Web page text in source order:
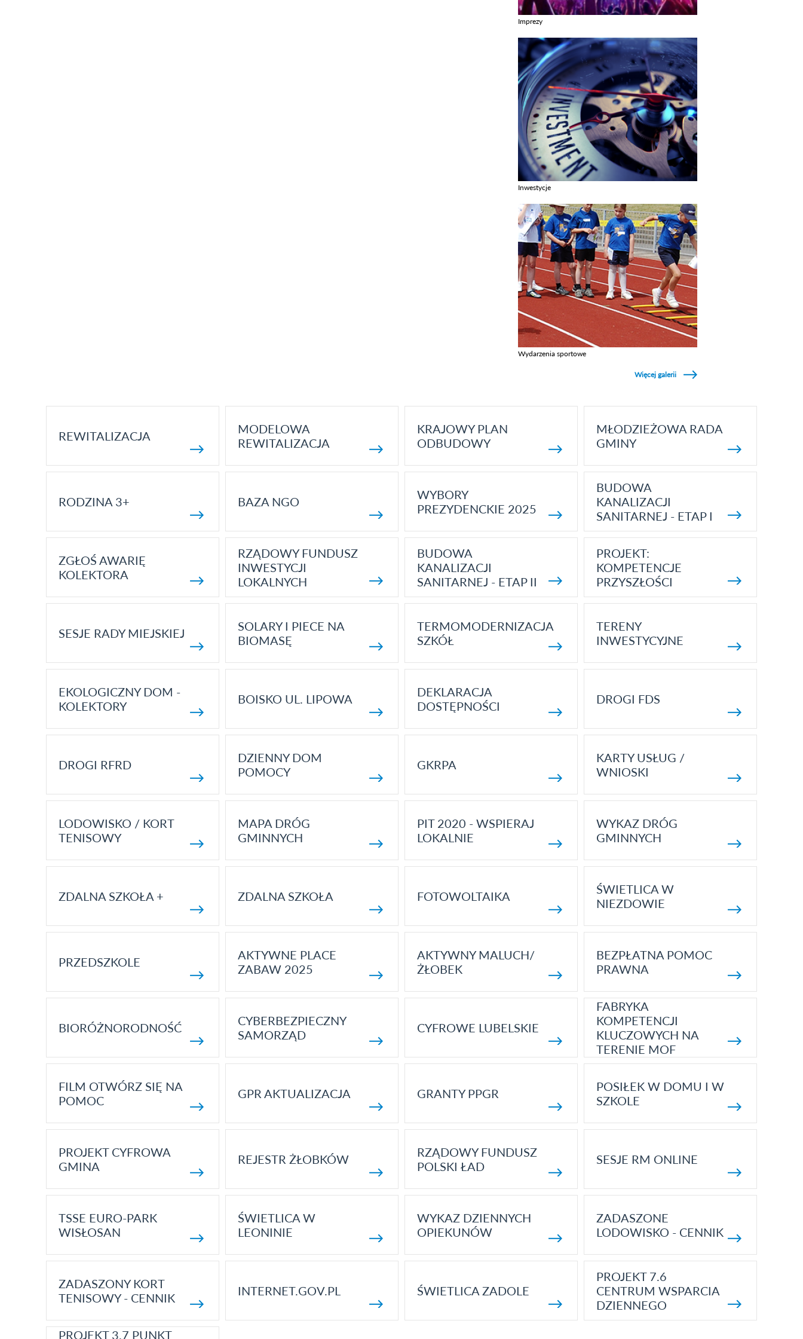
Imprezy
Inwestycje
Wydarzenia sportowe
Więcej galerii
REWITALIZACJA
MODELOWA
REWITALIZACJA
KRAJOWY PLAN
ODBUDOWY
MŁODZIEŻOWA RADA
GMINY
RODZINA 3+ BAZA NGO
WYBORY
PREZYDENCKIE 2025
BUDOWA
KANALIZACJI
SANITARNEJ - ETAP I
ZGŁOŚ AWARIĘ
KOLEKTORA
RZĄDOWY FUNDUSZ
INWESTYCJI
LOKALNYCH
BUDOWA
KANALIZACJI
SANITARNEJ - ETAP II
PROJEKT:
KOMPETENCJE
PRZYSZŁOŚCI
SESJE RADY MIEJSKIEJ
SOLARY I PIECE NA
BIOMASĘ
TERMOMODERNIZACJA
SZKÓŁ
TERENY
INWESTYCYJNE
EKOLOGICZNY DOM -
KOLEKTORY
BOISKO UL. LIPOWA
DEKLARACJA
DOSTĘPNOŚCI
DROGI FDS
DROGI RFRD
DZIENNY DOM
POMOCY
GKRPA
KARTY USŁUG /
WNIOSKI
LODOWISKO / KORT
TENISOWY
MAPA DRÓG
GMINNYCH
PIT 2020 - WSPIERAJ
LOKALNIE
WYKAZ DRÓG
GMINNYCH
ZDALNA SZKOŁA + ZDALNA SZKOŁA FOTOWOLTAIKA
ŚWIETLICA W
NIEZDOWIE
PRZEDSZKOLE
AKTYWNE PLACE
ZABAW 2025
AKTYWNY MALUCH/
ŻŁOBEK
BEZPŁATNA POMOC
PRAWNA
BIORÓŻNORODNOŚĆ
CYBERBEZPIECZNY
SAMORZĄD
CYFROWE LUBELSKIE
FABRYKA
KOMPETENCJI
KLUCZOWYCH NA
TERENIE MOF
FILM OTWÓRZ SIĘ NA
POMOC
GPR AKTUALIZACJA GRANTY PPGR
POSIŁEK W DOMU I W
SZKOLE
PROJEKT CYFROWA
GMINA
REJESTR ŻŁOBKÓW
RZĄDOWY FUNDUSZ
POLSKI ŁAD
SESJE RM ONLINE
TSSE EURO-PARK
WISŁOSAN
ŚWIETLICA W
LEONINIE
WYKAZ DZIENNYCH
OPIEKUNÓW
ZADASZONE
LODOWISKO - CENNIK
ZADASZONY KORT
TENISOWY - CENNIK
INTERNET.GOV.PL ŚWIETLICA ZADOLE
PROJEKT 7.6
CENTRUM WSPARCIA
DZIENNEGO
PROJEKT 3.7 PUNKT